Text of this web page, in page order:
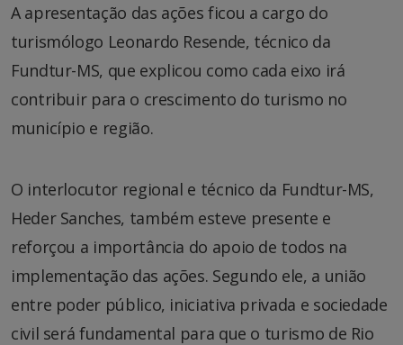
A apresentação das ações ficou a cargo do
turismólogo Leonardo Resende, técnico da
Fundtur-MS, que explicou como cada eixo irá
contribuir para o crescimento do turismo no
município e região.
O interlocutor regional e técnico da Fundtur-MS,
Heder Sanches, também esteve presente e
reforçou a importância do apoio de todos na
implementação das ações. Segundo ele, a união
entre poder público, iniciativa privada e sociedade
civil será fundamental para que o turismo de Rio